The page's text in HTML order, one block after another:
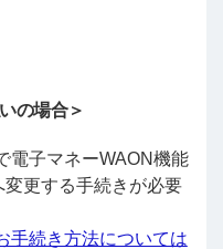
の場合＞
電子マネーWAON機能
更する手続きが必要
手続き方法については